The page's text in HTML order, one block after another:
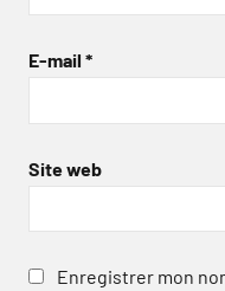
E-mail *
Site web
Enregistrer mon